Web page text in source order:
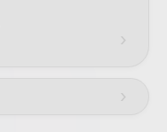
›
›